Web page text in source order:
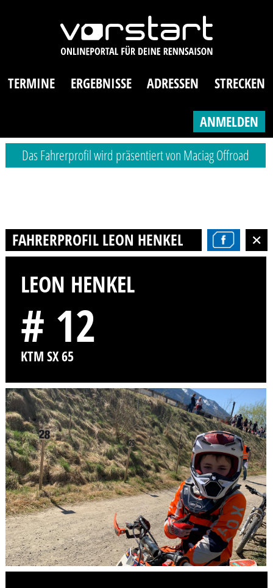
TERMINE ERGEBNISSE ADRESSEN STRECKEN
ANMELDEN
Das Fahrerprofil wird präsentiert von Maciag Offroad
FAHRERPROFIL LEON HENKEL
LEON HENKEL
# 12
KTM SX 65